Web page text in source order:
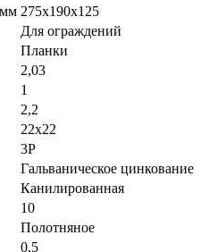
275х190х125
Для ограждений
Планки
2,03
1
2,2
22х22
3Р
Гальваническое цинкование
Канилированная
10
Полотняное
0,5